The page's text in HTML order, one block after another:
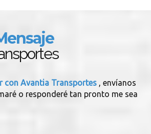
con Avantia Transportes , envíanos
o responderé tan pronto me sea